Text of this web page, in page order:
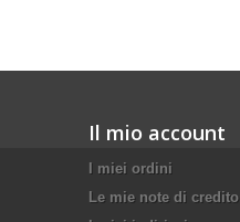
Il mio account
I miei ordini
Le mie note di credito